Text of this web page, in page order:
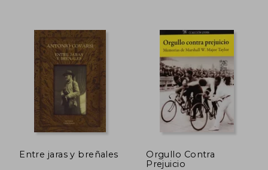
20%
dcto.
45%
dcto.
Entre jaras y breñales
Orgullo Contra
Prejuicio